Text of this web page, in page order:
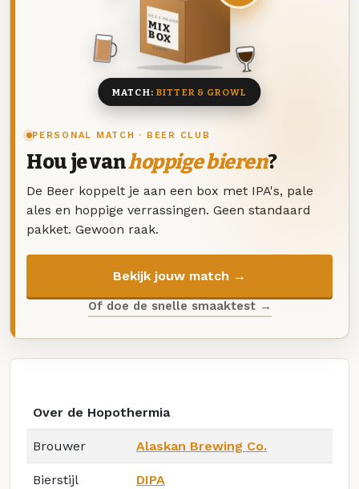
PERSONAL MATCH · BEER CLUB
Hou je vanhoppige bieren?
De Beer koppelt je aan een box met IPA's, pale
ales en hoppige verrassingen. Geen standaard
pakket. Gewoon raak.
Bekijk jouw match →
Of doe de snelle smaaktest →
DEZE MAAND
MIX
BOX
8 BIEREN
MATCH: BITTER & GROWL
Over de Hopothermia
Brouwer Alaskan Brewing Co.
Bierstijl DIPA